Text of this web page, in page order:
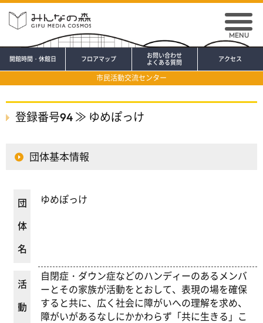
アクセス
開館時間・休館日 フロアマップ
お問い合わせ
よくある質問
市民活動交流センター
MENU
登録番号94 ≫ ゆめぽっけ
団体基本情報
団
体
名
ゆめぽっけ
活
動
自閉症・ダウン症などのハンディーのあるメンバ
ーとその家族が活動をとおして、表現の場を確保
すると共に、広く社会に障がいへの理解を求め、
障がいがあるなしにかかわらず「共に生きる」こ